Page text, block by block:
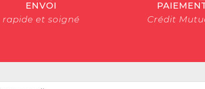
ENVOI
rapide et soigné
Crédit